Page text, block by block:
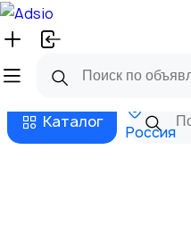
Русский
Бизнес тарифы
Каталог
Россия